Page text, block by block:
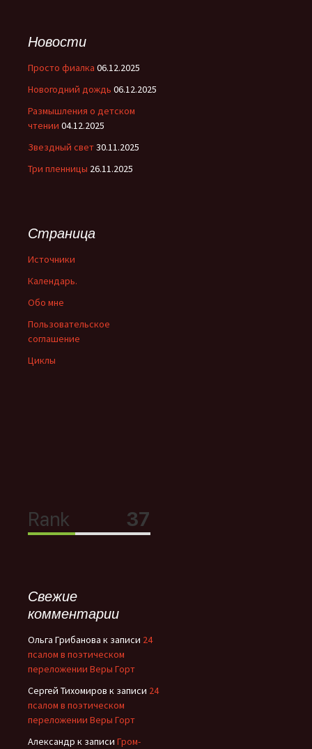
Новости
Просто фиалка 06.12.2025
Новогодний дождь 06.12.2025
Размышления о детском
чтении 04.12.2025
Звездный свет30.11.2025
Три пленницы 26.11.2025
Страница
Источники
Календарь.
Обо мне
Пользовательское
соглашение
Циклы
Свежие
комментарии
Ольга Грибанова к записи 24
псалом в поэтическом
переложении Веры Горт
Сергей Тихомиров к записи 24
псалом в поэтическом
переложении Веры Горт
Александр к записи Гром-